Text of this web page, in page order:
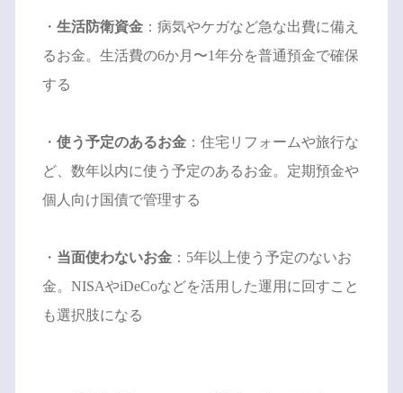
・ 生活防衛資金：病気やケガなど急な出費に備え
るお金。生活費の6か月〜1年分を普通預金で確保
する
・ 使う予定のあるお金：住宅リフォームや旅行な
ど、数年以内に使う予定のあるお金。定期預金や
個人向け国債で管理する
・ 当面使わないお金：5年以上使う予定のないお
金。NISAやiDeCoなどを活用した運用に回すこと
も選択肢になる